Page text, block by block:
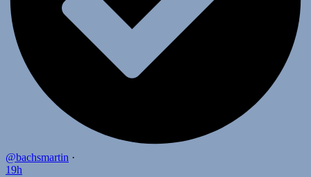
@bachsmartin ·
19h